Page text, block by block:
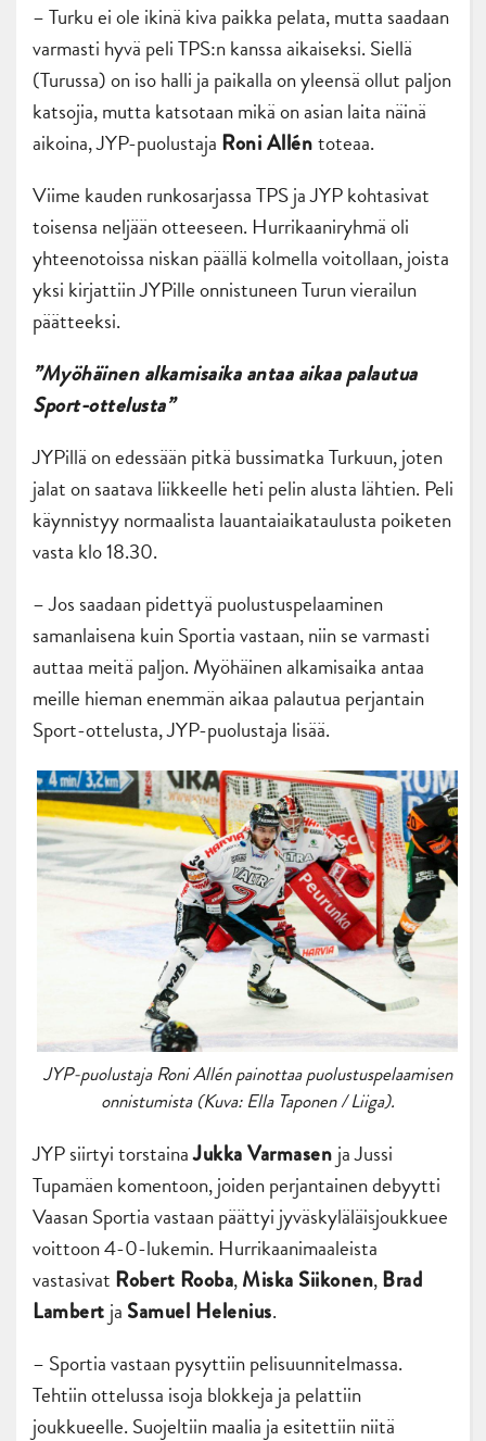
– Turku ei ole ikinä kiva paikka pelata, mutta saadaan
varmasti hyvä peli TPS:n kanssa aikaiseksi. Siellä
(Turussa) on iso halli ja paikalla on yleensä ollut paljon
katsojia, mutta katsotaan mikä on asian laita näinä
aikoina, JYP-puolustaja Roni Alléntoteaa.
Viime kauden runkosarjassa TPS ja JYP kohtasivat
toisensa neljään otteeseen. Hurrikaaniryhmä oli
yhteenotoissa niskan päällä kolmella voitollaan, joista
yksi kirjattiin JYPille onnistuneen Turun vierailun
päätteeksi.
”Myöhäinen alkamisaika antaa aikaa palautua
Sport-ottelusta”
JYPillä on edessään pitkä bussimatka Turkuun, joten
jalat on saatava liikkeelle heti pelin alusta lähtien. Peli
käynnistyy normaalista lauantaiaikataulusta poiketen
vasta klo 18.30.
– Jos saadaan pidettyä puolustuspelaaminen
samanlaisena kuin Sportia vastaan, niin se varmasti
auttaa meitä paljon. Myöhäinen alkamisaika antaa
meille hieman enemmän aikaa palautua perjantain
Sport-ottelusta, JYP-puolustaja lisää.
JYP-puolustaja Roni Allén painottaa puolustuspelaamisen
onnistumista (Kuva: Ella Taponen / Liiga).
JYP siirtyi torstainaJukka Varmasen ja Jussi
Tupamäen komentoon, joiden perjantainen debyytti
Vaasan Sportia vastaan päättyi jyväskyläläisjoukkuee
voittoon 4-0-lukemin. Hurrikaanimaaleista
vastasivat Robert Rooba,Miska Siikonen,Brad
Lambert ja Samuel Helenius.
– Sportia vastaan pysyttiin pelisuunnitelmassa.
Tehtiin ottelussa isoja blokkeja ja pelattiin
joukkueelle. Suojeltiin maalia ja esitettiin niitä